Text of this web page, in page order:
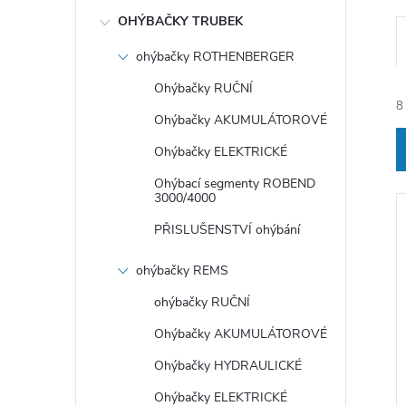
OHÝBAČKY TRUBEK
ohýbačky ROTHENBERGER
Ohýbačky RUČNÍ
Ohýbačky AKUMULÁTOROVÉ
Ohýbačky ELEKTRICKÉ
Ohýbací segmenty ROBEND
3000/4000
PŘISLUŠENSTVÍ ohýbání
ohýbačky REMS
ohýbačky RUČNÍ
Ohýbačky AKUMULÁTOROVÉ
Ohýbačky HYDRAULICKÉ
Ohýbačky ELEKTRICKÉ
a8